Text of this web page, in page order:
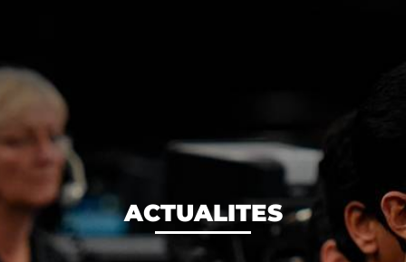
ACTUALITES